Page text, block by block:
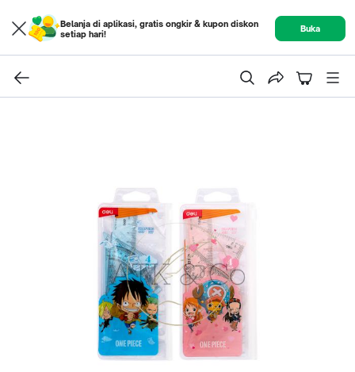
Belanja di aplikasi, gratis ongkir & kupon diskon
setiap hari!
Buka